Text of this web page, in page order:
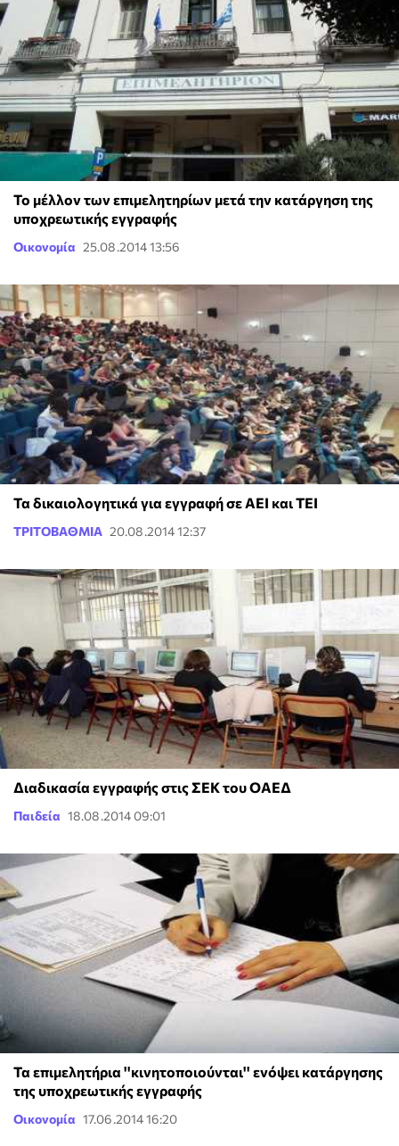
Το μέλλον των επιμελητηρίων μετά την κατάργηση της
υποχρεωτικής εγγραφής
Οικονομία 25.08.2014 13:56
Τα δικαιολογητικά για εγγραφή σε ΑΕΙ και ΤΕΙ
ΤΡΙΤΟΒΑΘΜΙΑ 20.08.2014 12:37
Διαδικασία εγγραφής στις ΣΕΚ του ΟΑΕΔ
Παιδεία 18.08.2014 09:01
Τα επιμελητήρια ''κινητοποιούνται'' ενόψει κατάργησης
της υποχρεωτικής εγγραφής
Οικονομία 17.06.2014 16:20